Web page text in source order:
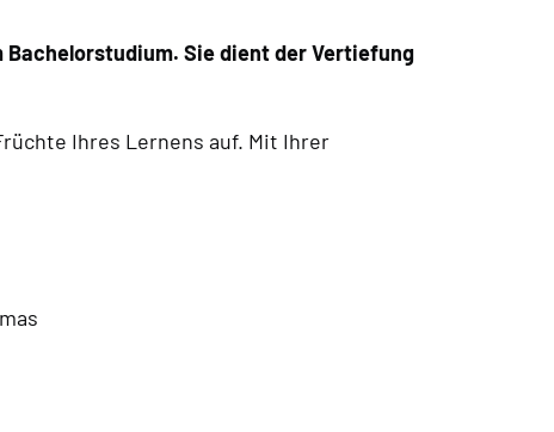
Sie dient der Vertiefung
Ihres Lernens auf. Mit Ihrer